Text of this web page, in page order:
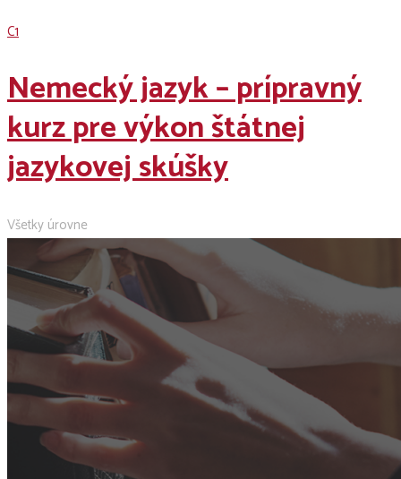
C1
Nemecký jazyk – prípravný
kurz pre výkon štátnej
jazykovej skúšky
Všetky úrovne